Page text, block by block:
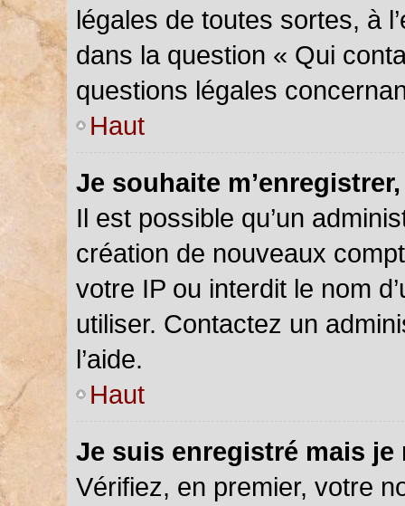
légales de toutes sortes, à
dans la question « Qui
questions légales
Haut
Je souhaite
Il est possible qu’un
création de nouveaux
votre IP ou interdit le nom
utiliser. Contactez un
l’aide.
Haut
Je suis enregistré mais
Vérifiez, en premier, votre